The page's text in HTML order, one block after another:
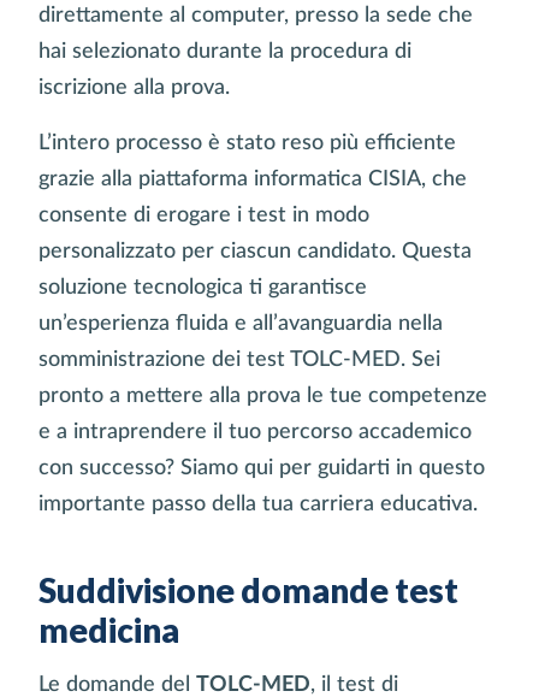
direttamente al computer, presso la sede che
hai selezionato durante la procedura di
iscrizione alla prova.
L’intero processo è stato reso più efficiente
grazie alla piattaforma informatica CISIA, che
consente di erogare i test in modo
personalizzato per ciascun candidato. Questa
soluzione tecnologica ti garantisce
un’esperienza fluida e all’avanguardia nella
somministrazione dei test TOLC-MED. Sei
pronto a mettere alla prova le tue competenze
e a intraprendere il tuo percorso accademico
con successo? Siamo qui per guidarti in questo
importante passo della tua carriera educativa.
Suddivisione domande test
medicina
Le domande del TOLC-MED, il test di